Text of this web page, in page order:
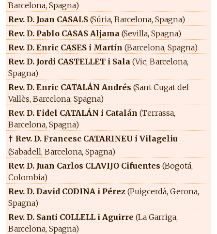
Barcelona, Spagna)
Rev. D. Joan CASALS (Súria, Barcelona, Spagna)
Rev. D. Pablo CASAS Aljama (Sevilla, Spagna)
Rev. D. Enric CASES i Martín (Barcelona, Spagna)
Rev. D. Jordi CASTELLET i Sala (Vic, Barcelona,
Spagna)
Rev. D. Enric CATALÁN Andrés (Sant Cugat del
Vallès, Barcelona, Spagna)
Rev. D. Fidel CATALÁN i Catalán (Terrassa,
Barcelona, Spagna)
† Rev. D. Francesc CATARINEU i Vilageliu
(Sabadell, Barcelona, Spagna)
Rev. D. Juan Carlos CLAVIJO Cifuentes (Bogotá,
Colombia)
Rev. D. David CODINA i Pérez (Puigcerdà, Gerona,
Spagna)
Rev. D. Santi COLLELL i Aguirre (La Garriga,
Barcelona, Spagna)